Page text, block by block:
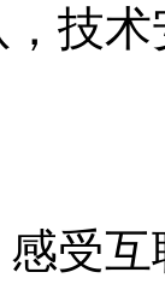
技
受